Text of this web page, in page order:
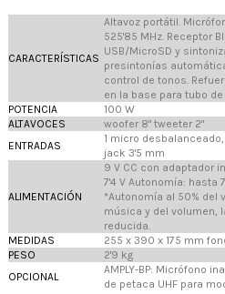
CARACTERÍSTICAS
Altavoz portátil.
525'85 MHz. Receptor
USB/MicroSD y
presintonías
control de tonos.
en la base para tubo
POTENCIA
100 W
ALTAVOCES
woofer 8" tweeter 2"
ENTRADAS
1 micro
jack 3'5 mm
ALIMENTACIÓN
9 V CC con adaptador
7'4 V Autonomía: hasta
*Autonomía al 50% del
música y del volumen,
reducida.
MEDIDAS
255 x 390 x 175 mm
PESO
2'9 kg
OPCIONAL
AMPLY-BP: Micrófono
de petaca UHF para